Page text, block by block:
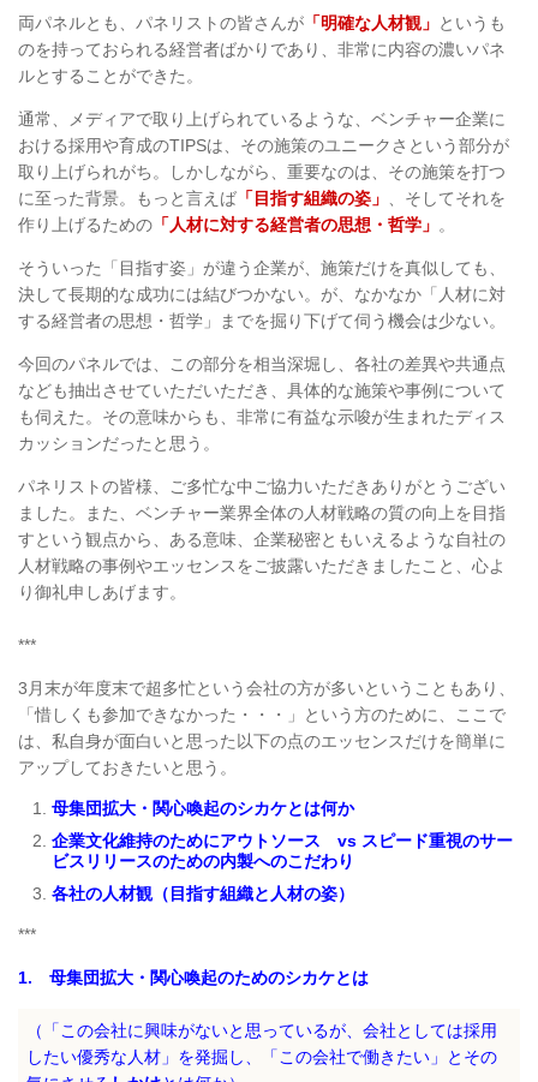
両パネルとも、パネリストの皆さんが 「明確な人材観」 というも
のを持っておられる経営者ばかりであり、非常に内容の濃いパネ
ルとすることができた。
通常、メディアで取り上げられているような、ベンチャー企業に
おける採用や育成のTIPSは、その施策のユニークさという部分が
取り上げられがち。しかしながら、重要なのは、その施策を打つ
に至った背景。もっと言えば 「目指す組織の姿」
、そしてそれを
作り上げるための 「人材に対する経営者の思想・哲学」 。
そういった「目指す姿」が違う企業が、施策だけを真似しても、
決して長期的な成功には結びつかない。が、なかなか「人材に対
する経営者の思想・哲学」までを掘り下げて伺う機会は少ない。
今回のパネルでは、この部分を相当深堀し、各社の差異や共通点
なども抽出させていただいただき、具体的な施策や事例について
も伺えた。その意味からも、非常に有益な示唆が生まれたディス
カッションだったと思う。
パネリストの皆様、ご多忙な中ご協力いただきありがとうござい
ました。また、ベンチャー業界全体の人材戦略の質の向上を目指
すという観点から、ある意味、企業秘密ともいえるような自社の
人材戦略の事例やエッセンスをご披露いただきましたこと、心よ
り御礼申しあげます。
***
3月末が年度末で超多忙という会社の方が多いということもあり、
「惜しくも参加できなかった・・・」という方のために、ここで
は、私自身が面白いと思った以下の点のエッセンスだけを簡単に
アップしておきたいと思う。
母集団拡大・関心喚起のシカケとは何か
企業文化維持のためにアウトソース vs スピード重視のサー
ビスリリースのための内製へのこだわり
各社の人材観（目指す組織と人材の姿）
***
1. 母集団拡大・関心喚起のためのシカケとは
（「この会社に興味がないと思っているが、会社としては採用
したい優秀な人材」を発掘し、「この会社で働きたい」とその